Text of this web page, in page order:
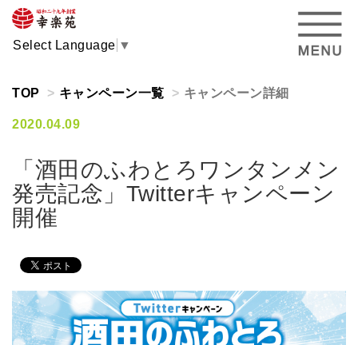
Select Language ▼
TOP キャンペーン一覧 キャンペーン詳細
2020.04.09
「酒田のふわとろワンタンメン
発売記念」Twitterキャンペーン
開催